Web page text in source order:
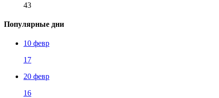
43
Популярные дни
10 февр
17
20 февр
16